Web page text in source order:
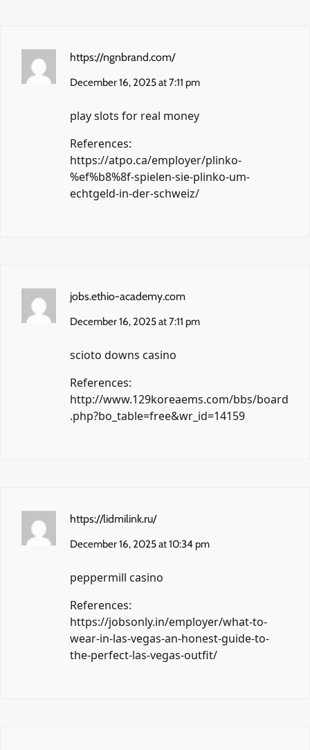
https://ngnbrand.com/
December 16, 2025 at 7:11 pm
play slots for real money
References:
https://atpo.ca/employer/plinko-
%ef%b8%8f-spielen-sie-plinko-um-
echtgeld-in-der-schweiz/
jobs.ethio-academy.com
December 16, 2025 at 7:11 pm
scioto downs casino
References:
http://www.129koreaems.com/bbs/board
.php?bo_table=free&wr_id=14159
https://lidmilink.ru/
December 16, 2025 at 10:34 pm
peppermill casino
References:
https://jobsonly.in/employer/what-to-
wear-in-las-vegas-an-honest-guide-to-
the-perfect-las-vegas-outfit/